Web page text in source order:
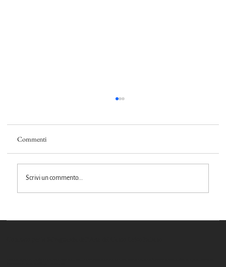
Commenti
Scrivi un commento...